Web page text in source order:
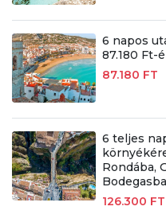
6 napos
87.180 Ft-
87.180 FT
6 teljes
Rondába,
126.300 FT